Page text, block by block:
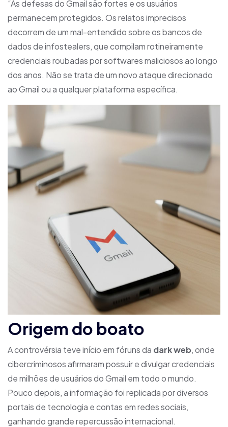
“As defesas do Gmail são fortes e os usuários
permanecem protegidos. Os relatos imprecisos
decorrem de um mal-entendido sobre os bancos de
dados de infostealers, que compilam rotineiramente
credenciais roubadas por softwares maliciosos ao longo
dos anos. Não se trata de um novo ataque direcionado
ao Gmail ou a qualquer plataforma específica.
Origem do boato
A controvérsia teve início em fóruns da dark web, onde
cibercriminosos afirmaram possuir e divulgar credenciais
de milhões de usuários do Gmail em todo o mundo.
Pouco depois, a informação foi replicada por diversos
portais de tecnologia e contas em redes sociais,
ganhando grande repercussão internacional.